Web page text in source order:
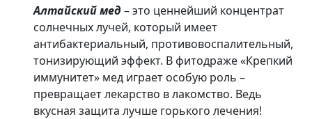
Алтайский мед – это ценнейший концентрат
солнечных лучей, который имеет
антибактериальный, противовоспалительный,
тонизирующий эффект. В фитодраже «Крепкий
иммунитет» мед играет особую роль –
превращает лекарство в лакомство. Ведь
вкусная защита лучше горького лечения!